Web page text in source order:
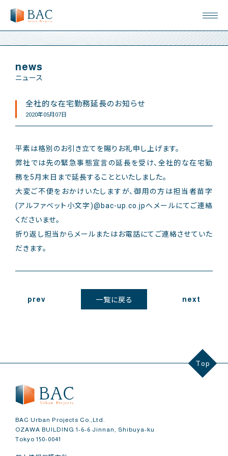
news
ニュース
全社的な在宅勤務延長のお知らせ
2020年05月07日
平素は格別のお引き立てを賜りお礼申し上げます。
弊社では先の緊急事態宣言の延長を受け、全社的な在宅勤
務を5月末日まで延長することといたしました。
大変ご不便をおかけいたしますが、御用の方は担当者苗字
(アルファベット小文字)@bac-up.co.jpへメールにてご連絡
くださいませ。
折り返し担当からメールまたはお電話にてご連絡させていた
だきます。
prev 一覧に戻る next
Top
BAC Urban Projects Co.,Ltd.
OZAWA BUILDING 1-6-6 Jinnan, Shibuya-ku
Tokyo 150-0041